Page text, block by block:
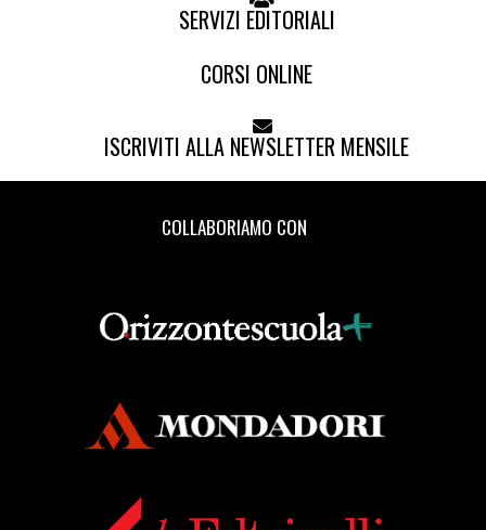
SERVIZI EDITORIALI
CORSI ONLINE
ISCRIVITI ALLA NEWSLETTER MENSILE
COLLABORIAMO CON